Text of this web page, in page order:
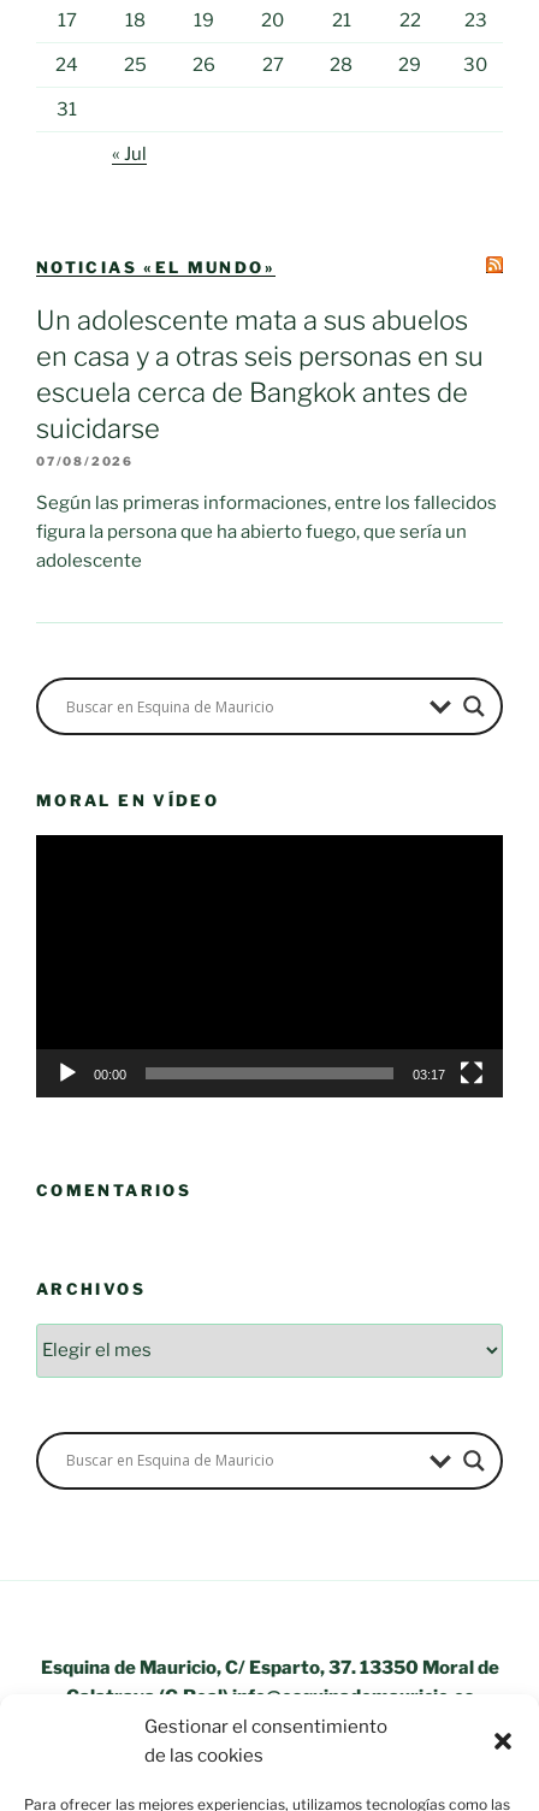
Gestionar el consentimiento
de las cookies
Para ofrecer las mejores experiencias, utilizamos tecnologías como las
17 18 19 20 21 22 23
24 25 26 27 28 29 30
31
« Jul
NOTICIAS «EL MUNDO»
Un adolescente mata a sus abuelos
en casa y a otras seis personas en su
escuela cerca de Bangkok antes de
suicidarse
07/08/2026
Según las primeras informaciones, entre los fallecidos
figura la persona que ha abierto fuego, que sería un
adolescente
MORAL EN VÍDEO
00:00 03:17
COMENTARIOS
ARCHIVOS
Esquina de Mauricio, C/ Esparto, 37. 13350 Moral de
Calatrava (C.Real) info@esquinademauricio.es
«Aviso Legal»